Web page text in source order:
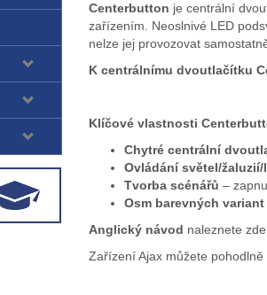
Centerbutton je centrální
zařízením. Neoslnivé LED
nelze jej provozovat
K centrálnímu dvoutlačítku
Klíčové vlastnosti
Chytré centrální
Ovládání světel/žaluzií/
Tvorba scénářů –
Osm barevných variant
Anglický návod naleznete
Zařízení Ajax můžete